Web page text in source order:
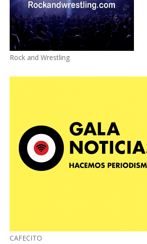
Rock and Wrestling
CAFECITO